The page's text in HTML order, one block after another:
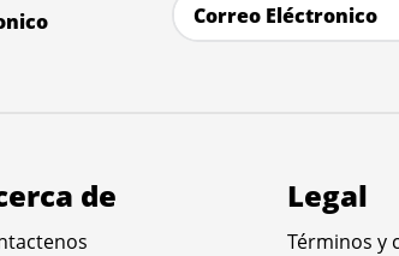
de Legal
Términos y